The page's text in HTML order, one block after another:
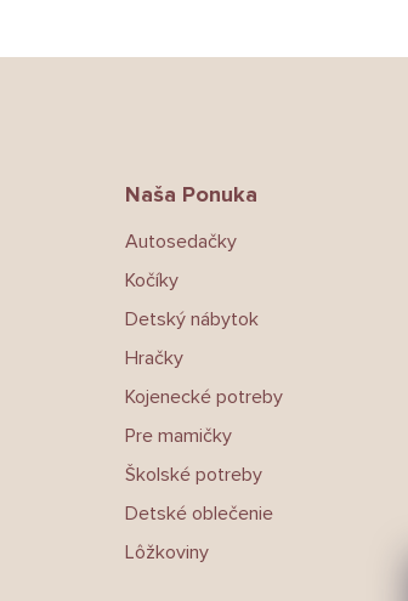
Naša Ponuka
Autosedačky
Kočíky
Detský nábytok
Hračky
Kojenecké potreby
Pre mamičky
Školské potreby
Detské oblečenie
Lôžkoviny